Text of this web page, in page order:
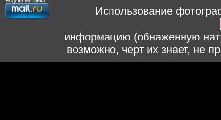
Использование
информацию (обнаженную
возможно, черт их знает, не